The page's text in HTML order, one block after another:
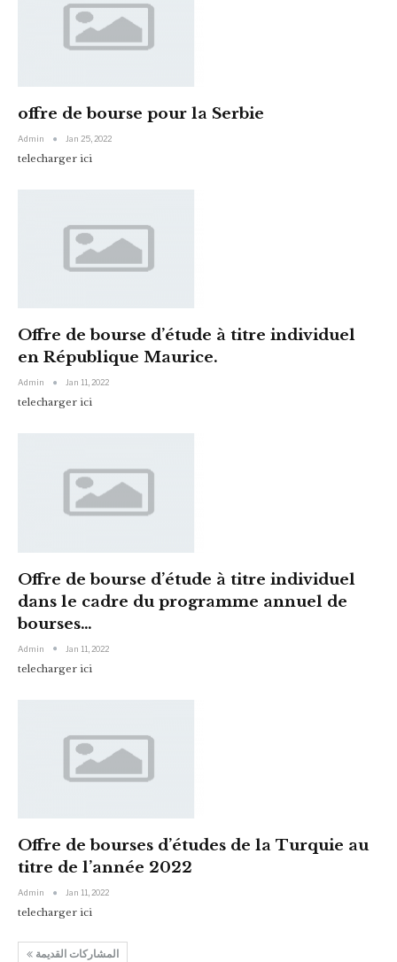
offre de bourse pour la Serbie
Admin Jan 25, 2022
telecharger ici
Offre de bourse d’étude à titre individuel
en République Maurice.
Admin Jan 11, 2022
telecharger ici
Offre de bourse d’étude à titre individuel
dans le cadre du programme annuel de
bourses…
Admin Jan 11, 2022
telecharger ici
Offre de bourses d’études de la Turquie au
titre de l’année 2022
Admin Jan 11, 2022
telecharger ici
المشاركات القديمة